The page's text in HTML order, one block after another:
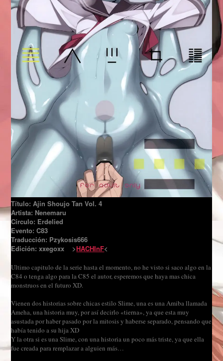
Título: Ajin Shoujo Tan Vol. 4
Artista: Nenemaru
Círculo: Erdelied
Evento: C83
Traducción: Pzykosis666
Edición: xxegoxx >HACHInF<
Ultimo capitulo de la serie hasta el momento, no he visto si saco algo en la
C84 o tenga algo para la C85 el autor, esperemos que haya mas chica
monstruos en el futuro XD.
Vienen dos historias sobre chicas estilo Slime, una es una Amiba llamada
Ameha, una historia muy, por así decirlo «tierna», ya que esta muy
asustada por haber pasado por la mitosis y haberse separado, pensando que
había tenido a su hija XD
Y la otra si es una Slime, con una historia un poco más triste, ya que ella
fue creada para remplazar a alguien más…